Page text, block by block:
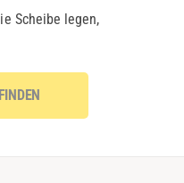
Scheibe legen,